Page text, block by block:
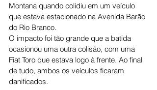
Montana quando colidiu em um veículo
que estava estacionado na Avenida Barão
do Rio Branco.
O impacto foi tão grande que a batida
ocasionou uma outra colisão, com uma
Fiat Toro que estava logo à frente. Ao final
de tudo, ambos os veículos ficaram
danificados.